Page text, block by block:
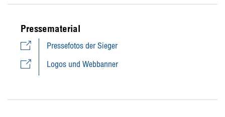
Pressematerial
Pressefotos der Sieger
Logos und Webbanner